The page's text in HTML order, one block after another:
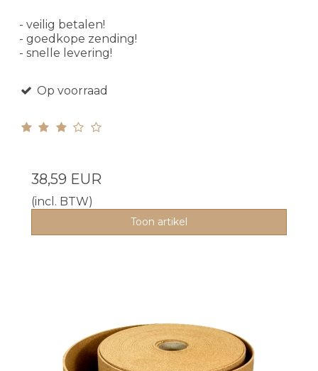
- veilig betalen!
- goedkope zending!
- snelle levering!
Op voorraad
38,59 EUR
(incl. BTW)
Toon artikel